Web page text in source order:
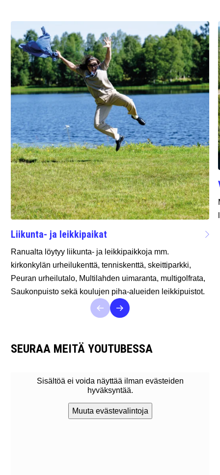
Liikunta- ja leikkipaikat
Ranualta löytyy liikunta- ja leikkipaikkoja mm.
kirkonkylän urheilukenttä, tenniskenttä, skeittiparkki,
Peuran urheilutalo, Multilahden uimaranta, multigolfrata,
Saukonpuisto sekä koulujen piha-alueiden leikkipuistot.
SEURAA MEITÄ YOUTUBESSA
Sisältöä ei voida näyttää ilman evästeiden
hyväksyntää.
Muuta evästevalintoja